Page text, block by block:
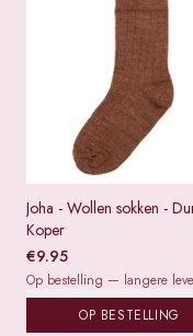
Joha - Wollen sokken -
Koper
€9.95
Op bestelling — langere
OP BESTELLING